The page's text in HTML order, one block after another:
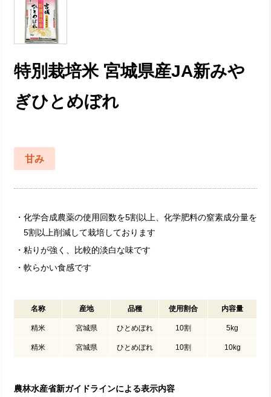
特別栽培米 宮城県産JA新みや
ぎひとめぼれ
甘み
・化学合成農薬の使用回数を5割以上、化学肥料の窒素成分量を
5割以上削減して栽培しております
・粘りが強く、比較的淡白な味です
・軟らかい食感です
名称 産地 品種 使用割合 内容量
精米 宮城県 ひとめぼれ 10割 5kg
精米 宮城県 ひとめぼれ 10割 10kg
農林水産省新ガイドラインによる表示内容